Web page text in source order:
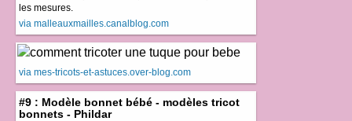
les mesures.
via malleauxmailles.canalblog.com
via mes-tricots-et-astuces.over-blog.com
#9 : Modèle bonnet bébé - modèles tricot
bonnets - Phildar